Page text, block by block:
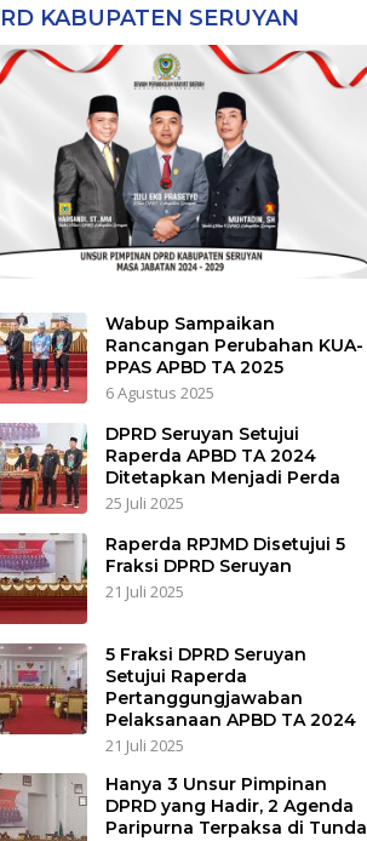
KABUPATEN SERUYAN
Wabup Sampaikan
Rancangan Perubahan KUA-
PPAS APBD TA 2025
6 Agustus 2025
DPRD Seruyan Setujui
Raperda APBD TA 2024
Ditetapkan Menjadi Perda
25 Juli 2025
Raperda RPJMD Disetujui 5
Fraksi DPRD Seruyan
21 Juli 2025
5 Fraksi DPRD Seruyan
Setujui Raperda
Pertanggungjawaban
Pelaksanaan APBD TA 2024
21 Juli 2025
Hanya 3 Unsur Pimpinan
DPRD yang Hadir, 2 Agenda
Paripurna Terpaksa di Tunda